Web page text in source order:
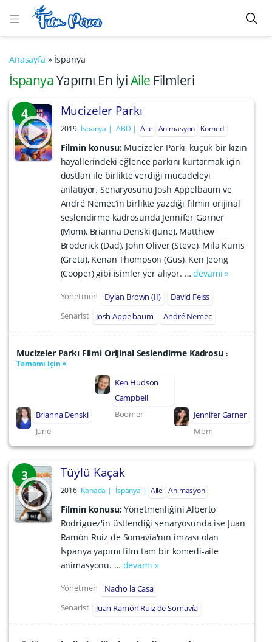
Anasayfa » İspanya
İspanya Yapımı En İyiAile Filmleri
4 Mucizeler Parkı
2019 İspanya ABD Aile Animasyon Komedi
Filmin konusu: Mucizeler Parkı, küçük bir kızın
hayallerindeki eğlence parkını kurtarmak için
dostları ile birlikte verdiği mücadeleyi
anlatıyor. Senaryosunu Josh Appelbaum ve
André Nemec’in birlikte yazdığı filmin orijinal
seslendirme kadrosunda Jennifer Garner
(Mom), Brianna Denski (June), Matthew
Broderick (Dad), John Oliver (Steve), Mila Kunis
(Greta), Kenan Thompson (Gus), Ken Jeong
(Cooper) gibi isimler yer alıyor. …devamı »
Yönetmen Dylan Brown (II)
David Feiss
Senarist
Josh Appelbaum André Nemec
Mucizeler Parkı Filmi Orijinal Seslendirme Kadrosu :
Tamamı için »
Brianna Denski
June
Ken Hudson
Campbell
Boomer
Jennifer Garner
Mom
3 Tüylü Kaçak
2016 Kanada İspanya Aile Animasyon
Filmin konusu:Yönetmenliğini Alberto
Rodriguez'in üstlendiği senaryosunda ise Juan
Ramón Ruiz de Somavía'nın imzası olan
İspanya yapımı film tam bir komedi-aile
animasyonu. … devamı »
Yönetmen
Nacho la Casa
Senarist
Juan Ramón Ruiz de Somavía